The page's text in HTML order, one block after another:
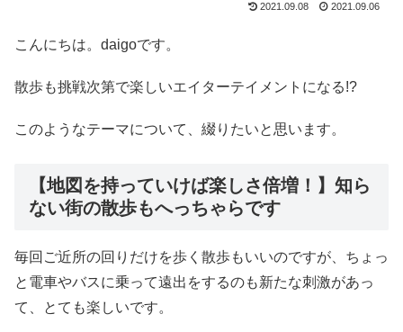
2021.09.08 2021.09.06
こんにちは。daigoです。
散歩も挑戦次第で楽しいエイターテイメントになる!?
このようなテーマについて、綴りたいと思います。
【地図を持っていけば楽しさ倍増！】知ら
ない街の散歩もへっちゃらです
毎回ご近所の回りだけを歩く散歩もいいのですが、ちょっ
と電車やバスに乗って遠出をするのも新たな刺激があっ
て、とても楽しいです。